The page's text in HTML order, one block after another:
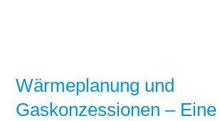
Wärmeplanung und
Gaskonzessionen – Eine